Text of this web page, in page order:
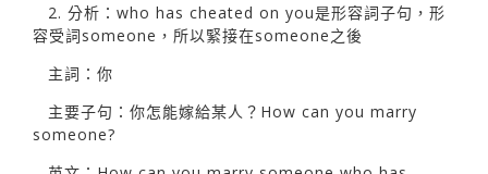
2. 分析：who has cheated on you是形容詞子句，形
容受詞someone，所以緊接在someone之後
主詞：你
主要子句：你怎能嫁給某人？How can you marry
someone?